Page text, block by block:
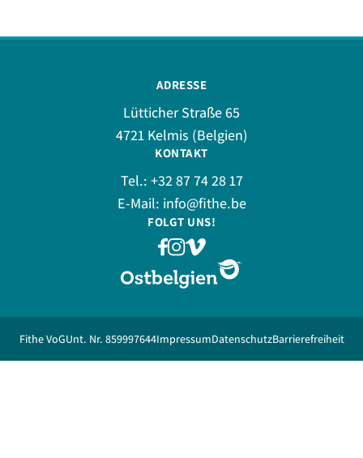
ADRESSE
Lütticher Straße 65
4721 Kelmis (Belgien)
KONTAKT
Tel.: +32 87 74 28 17
E-Mail: info@fithe.be
FOLGT UNS!
Fithe VoGUnt. Nr. 859997644ImpressumDatenschutzBarrierefreiheit